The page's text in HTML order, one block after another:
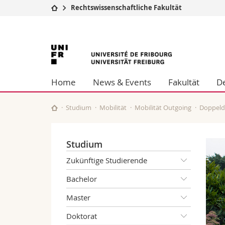
Studium
Campus
Universität
Weiterbildung
Theologische
Philosophische
Fak. für
Math.-Nat.
Interfakultär
Rechtswissenschaftliche Fakultät
Universität
Freiburg
Home News & Events Fakultät
Studium Mobilität Mobilität Outgoing
Studium
Zukünftige Studierende
Bachelor
Master
Doktorat